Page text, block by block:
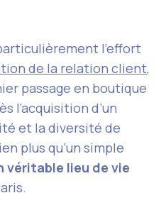
l’effort
de la relation client,
passage en boutique
l’acquisition d’un
et la diversité de
plus qu’un simple
véritable lieu de vie